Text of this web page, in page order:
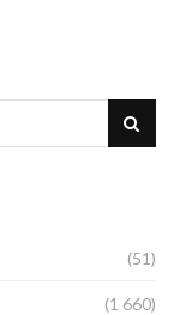
(51)
(1 660)